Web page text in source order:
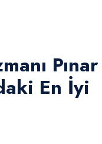
Pınar
En İyi